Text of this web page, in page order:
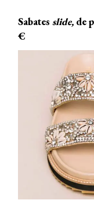
Sabatesslide, de
€